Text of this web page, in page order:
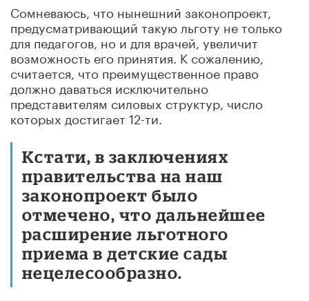
Сомневаюсь, что нынешний законопроект,
предусматривающий такую льготу не только
для педагогов, но и для врачей, увеличит
возможность его принятия. К сожалению,
считается, что преимущественное право
должно даваться исключительно
представителям силовых структур, число
которых достигает 12-ти.
Кстати, в заключениях
правительства на наш
законопроект было
отмечено, что дальнейшее
расширение льготного
приема в детские сады
нецелесообразно.